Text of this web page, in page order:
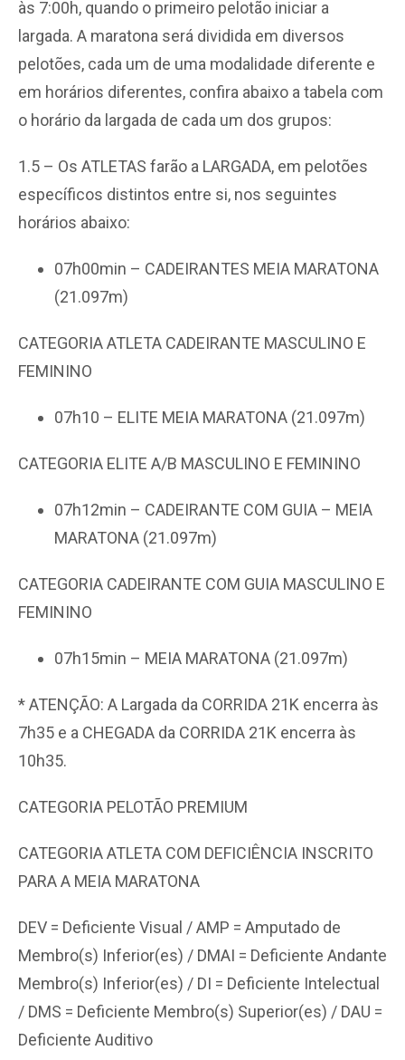
às 7:00h, quando o primeiro pelotão iniciar a
largada. A maratona será dividida em diversos
pelotões, cada um de uma modalidade diferente e
em horários diferentes, confira abaixo a tabela com
o horário da largada de cada um dos grupos:
1.5 – Os ATLETAS farão a LARGADA, em pelotões
específicos distintos entre si, nos seguintes
horários abaixo:
07h00min – CADEIRANTES MEIA MARATONA
(21.097m)
CATEGORIA ATLETA CADEIRANTE MASCULINO E
FEMININO
07h10 – ELITE MEIA MARATONA (21.097m)
CATEGORIA ELITE A/B MASCULINO E FEMININO
07h12min – CADEIRANTE COM GUIA – MEIA
MARATONA (21.097m)
CATEGORIA CADEIRANTE COM GUIA MASCULINO E
FEMININO
07h15min – MEIA MARATONA (21.097m)
* ATENÇÃO: A Largada da CORRIDA 21K encerra às
7h35 e a CHEGADA da CORRIDA 21K encerra às
10h35.
CATEGORIA PELOTÃO PREMIUM
CATEGORIA ATLETA COM DEFICIÊNCIA INSCRITO
PARA A MEIA MARATONA
DEV = Deficiente Visual / AMP = Amputado de
Membro(s) Inferior(es) / DMAI = Deficiente Andante
Membro(s) Inferior(es) / DI = Deficiente Intelectual
/ DMS = Deficiente Membro(s) Superior(es) / DAU =
Deficiente Auditivo